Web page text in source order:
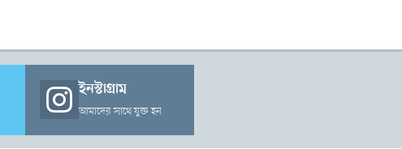
ইনস্টাগ্রাম
আমাদের সাথে যুক্ত হন